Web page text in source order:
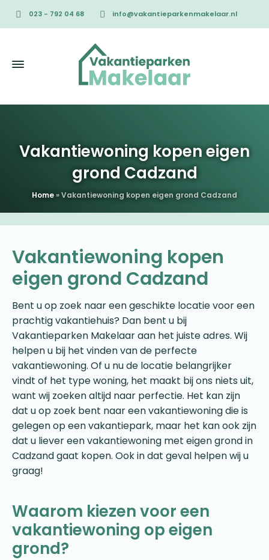
023 - 792 04 68 info@vakantieparkenmakelaar.nl
Vakantiewoning kopen eigen
grond Cadzand
Home»Vakantiewoning kopen eigen grond Cadzand
Vakantiewoning kopen
eigen grond Cadzand
Bent u op zoek naar een geschikte locatie voor een
prachtig vakantiehuis? Dan bent u bij
Vakantieparken Makelaar aan het juiste adres. Wij
helpen u bij het vinden van de perfecte
vakantiewoning. Of u nu de locatie belangrijker
vindt of het type woning, het maakt bij ons niets uit,
want wij zoeken altijd naar perfectie. Het kan zijn
dat u op zoek bent naar een vakantiewoning die is
gelegen op een vakantiepark, maar het kan ook zijn
dat u liever een vakantiewoning met eigen grond in
Cadzand gaat kopen. Ook in dat geval helpen wij u
graag!
Waarom kiezen voor een
vakantiewoning op eigen
grond?